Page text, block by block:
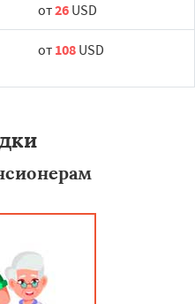
от26 USD
от 108 USD